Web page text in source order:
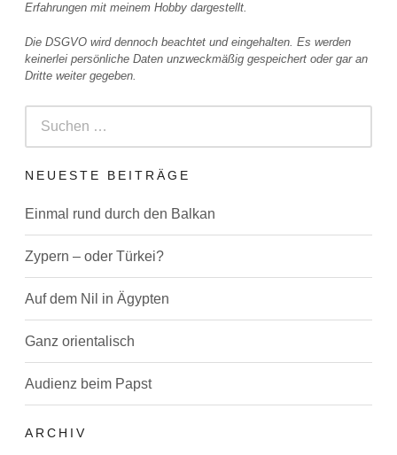
Erfahrungen mit meinem Hobby dargestellt.
Die DSGVO wird dennoch beachtet und eingehalten. Es werden
keinerlei persönliche Daten unzweckmäßig gespeichert oder gar an
Dritte weiter gegeben.
nach:
NEUESTE BEITRÄGE
Einmal rund durch den Balkan
Zypern – oder Türkei?
Auf dem Nil in Ägypten
Ganz orientalisch
Audienz beim Papst
ARCHIV